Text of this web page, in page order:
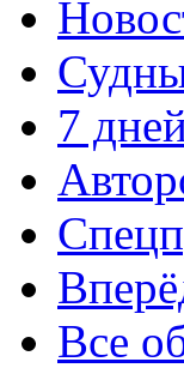
7
Все